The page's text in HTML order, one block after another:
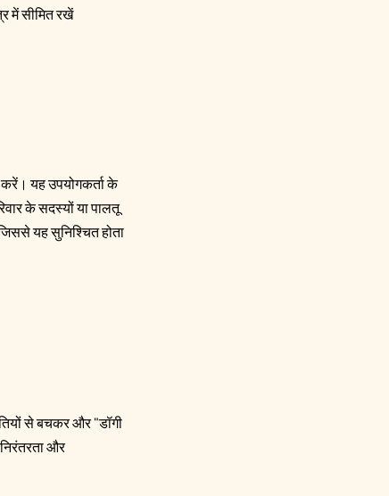
में सीमित रखें
करें। यह उपयोगकर्ता के
के सदस्यों या पालतू
यह सुनिश्चित होता
से बचकर और "डॉगी
और